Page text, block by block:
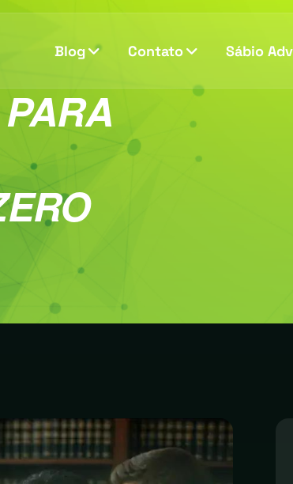
Blog Contato Sábio